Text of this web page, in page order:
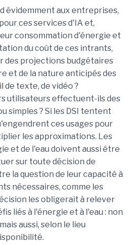
évidemment aux entreprises,
ces services d'IA et,
consommation d'énergie et
du coût de ces intrants,
des projections budgétaires
et de la nature anticipés des
de texte, de vidéo ?
utilisateurs effectuent-ils des
simples ? Si les DSI tentent
ces usages pour
les approximations. Les
et de l'eau doivent aussi être
sur toute décision de
la question de leur capacité à
nécessaires, comme les
les obligerait à relever
liés à l'énergie et à l'eau : non
aussi, selon le lieu